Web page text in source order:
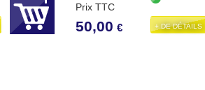
Prix TTC
50,00 € + DE DÉTAILS